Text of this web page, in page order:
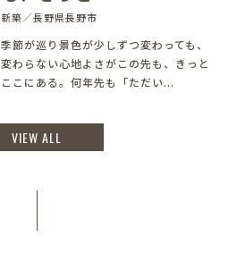
新築／長野県長野市
季節が巡り景色が少しずつ変わっても、
変わらない心地よさがこの先も、きっと
ここにある。何年先も「ただい...
VIEW ALL